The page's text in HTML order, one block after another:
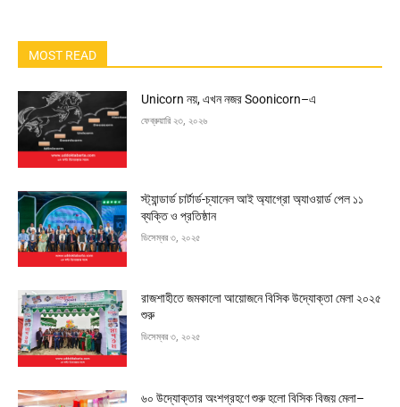
MOST READ
Unicorn নয়, এখন নজর Soonicorn–এ
ফেব্রুয়ারি ২৩, ২০২৬
স্ট্যান্ডার্ড চার্টার্ড-চ্যানেল আই অ্যাগ্রো অ্যাওয়ার্ড পেল ১১
ব্যক্তি ও প্রতিষ্ঠান
ডিসেম্বর ৩, ২০২৫
রাজশাহীতে জমকালো আয়োজনে বিসিক উদ্যোক্তা মেলা ২০২৫
শুরু
ডিসেম্বর ৩, ২০২৫
৬০ উদ্যোক্তার অংশগ্রহণে শুরু হলো বিসিক বিজয় মেলা–